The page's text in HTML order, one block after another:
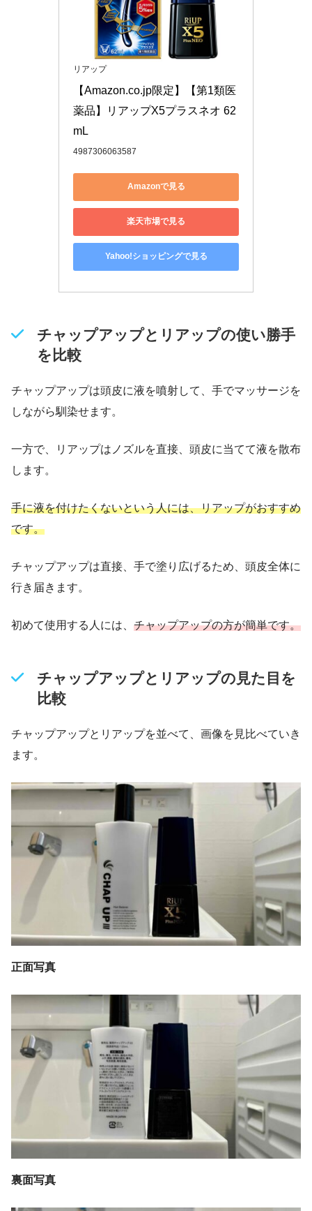
リアップ
【Amazon.co.jp限定】【第1類医
薬品】リアップX5プラスネオ 62
mL
4987306063587
Amazonで見る
楽天市場で見る
Yahoo!ショッピングで見る
チャップアップとリアップの使い勝手
を比較
チャップアップは頭皮に液を噴射して、手でマッサージを
しながら馴染せます。
一方で、リアップはノズルを直接、頭皮に当てて液を散布
します。
手に液を付けたくないという人には、リアップがおすすめ
です。
チャップアップは直接、手で塗り広げるため、頭皮全体に
行き届きます。
初めて使用する人には、 チャップアップの方が簡単です。
チャップアップとリアップの見た目を
比較
チャップアップとリアップを並べて、画像を見比べていき
ます。
正面写真
裏面写真